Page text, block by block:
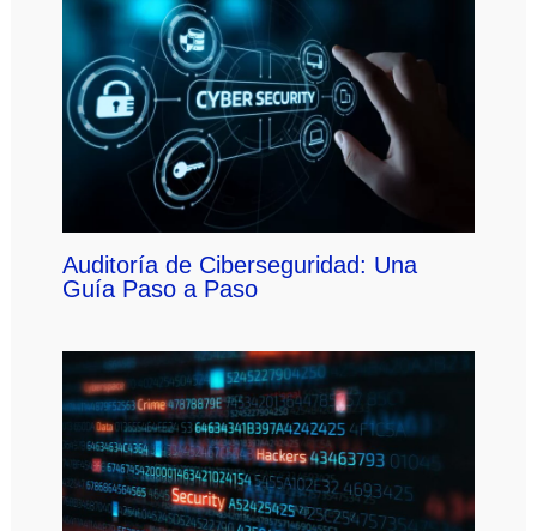
Auditoría de Ciberseguridad: Una
Guía Paso a Paso